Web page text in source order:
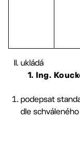
ukládá
1. Ing.
podepsat
dle